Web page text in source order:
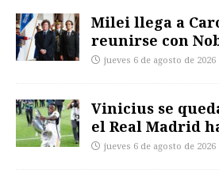
Milei llega a
reunirse con
jueves 6 de agosto de 2026
Vinicius se
el Real Madrid
jueves 6 de agosto de 2026